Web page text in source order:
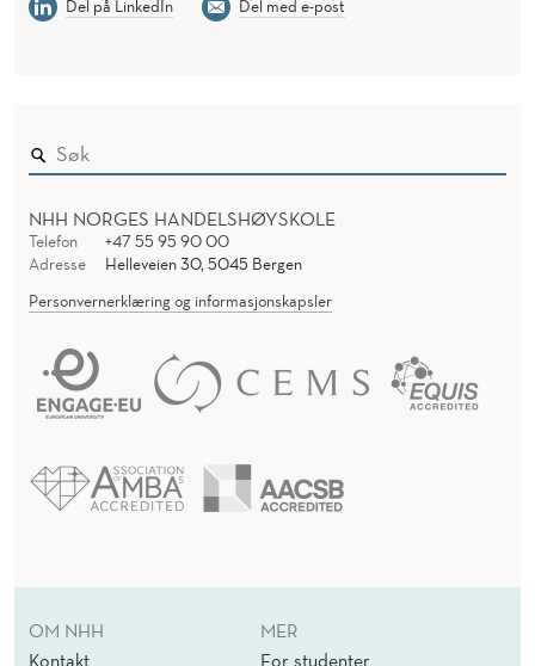
Del på LinkedIn
Del med e-post
NHH NORGES HANDELSHØYSKOLE
Telefon
+47 55 95 90 00
Adresse
Helleveien 30, 5045 Bergen
Personvernerklæring og informasjonskapsler
OM NHH
Kontakt
MER
For studenter